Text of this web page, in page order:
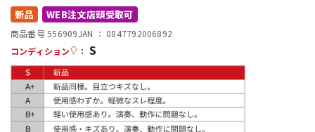
配信/ライブ機器
中古 ヴィンテージ
新品 WEB注文店頭受取可
商品番号 556909JAN ： 0847792006892
コンディション
： S